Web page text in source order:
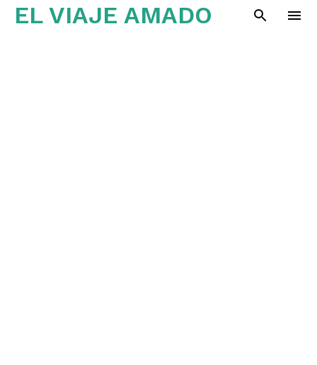
EL VIAJE AMADO